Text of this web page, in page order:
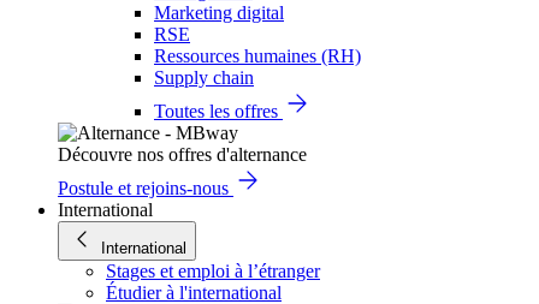
Marketing digital
RSE
Ressources humaines (RH)
Supply chain
Toutes les offres
Découvre nos offres d'alternance
Postule et rejoins-nous
International
International
Stages et emploi à l’étranger
Étudier à l'international